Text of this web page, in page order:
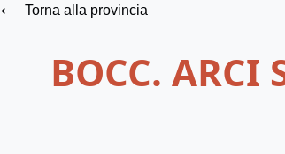
⟵ Torna alla provincia
BOCC. ARCI